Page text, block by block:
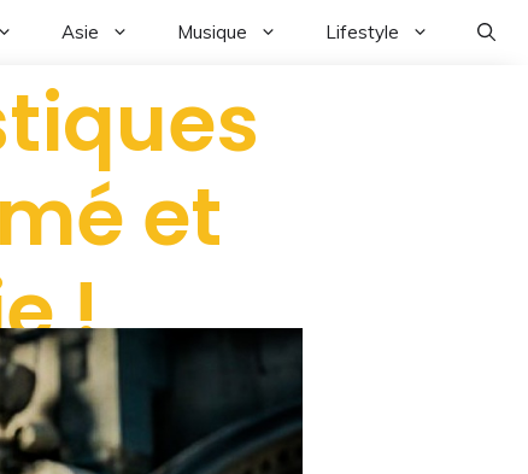
Asie Musique Lifestyle
et
!